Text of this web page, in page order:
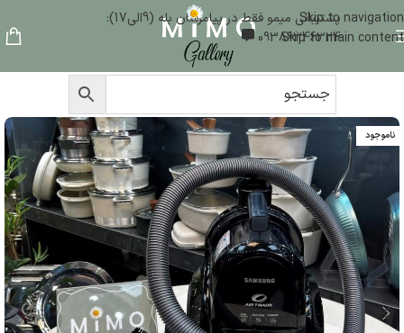
Skip to navigation
Skip to main content
پشتیبانی میمو فقط در پیامرسان بله (9الی17):
09386346324
ناموجود